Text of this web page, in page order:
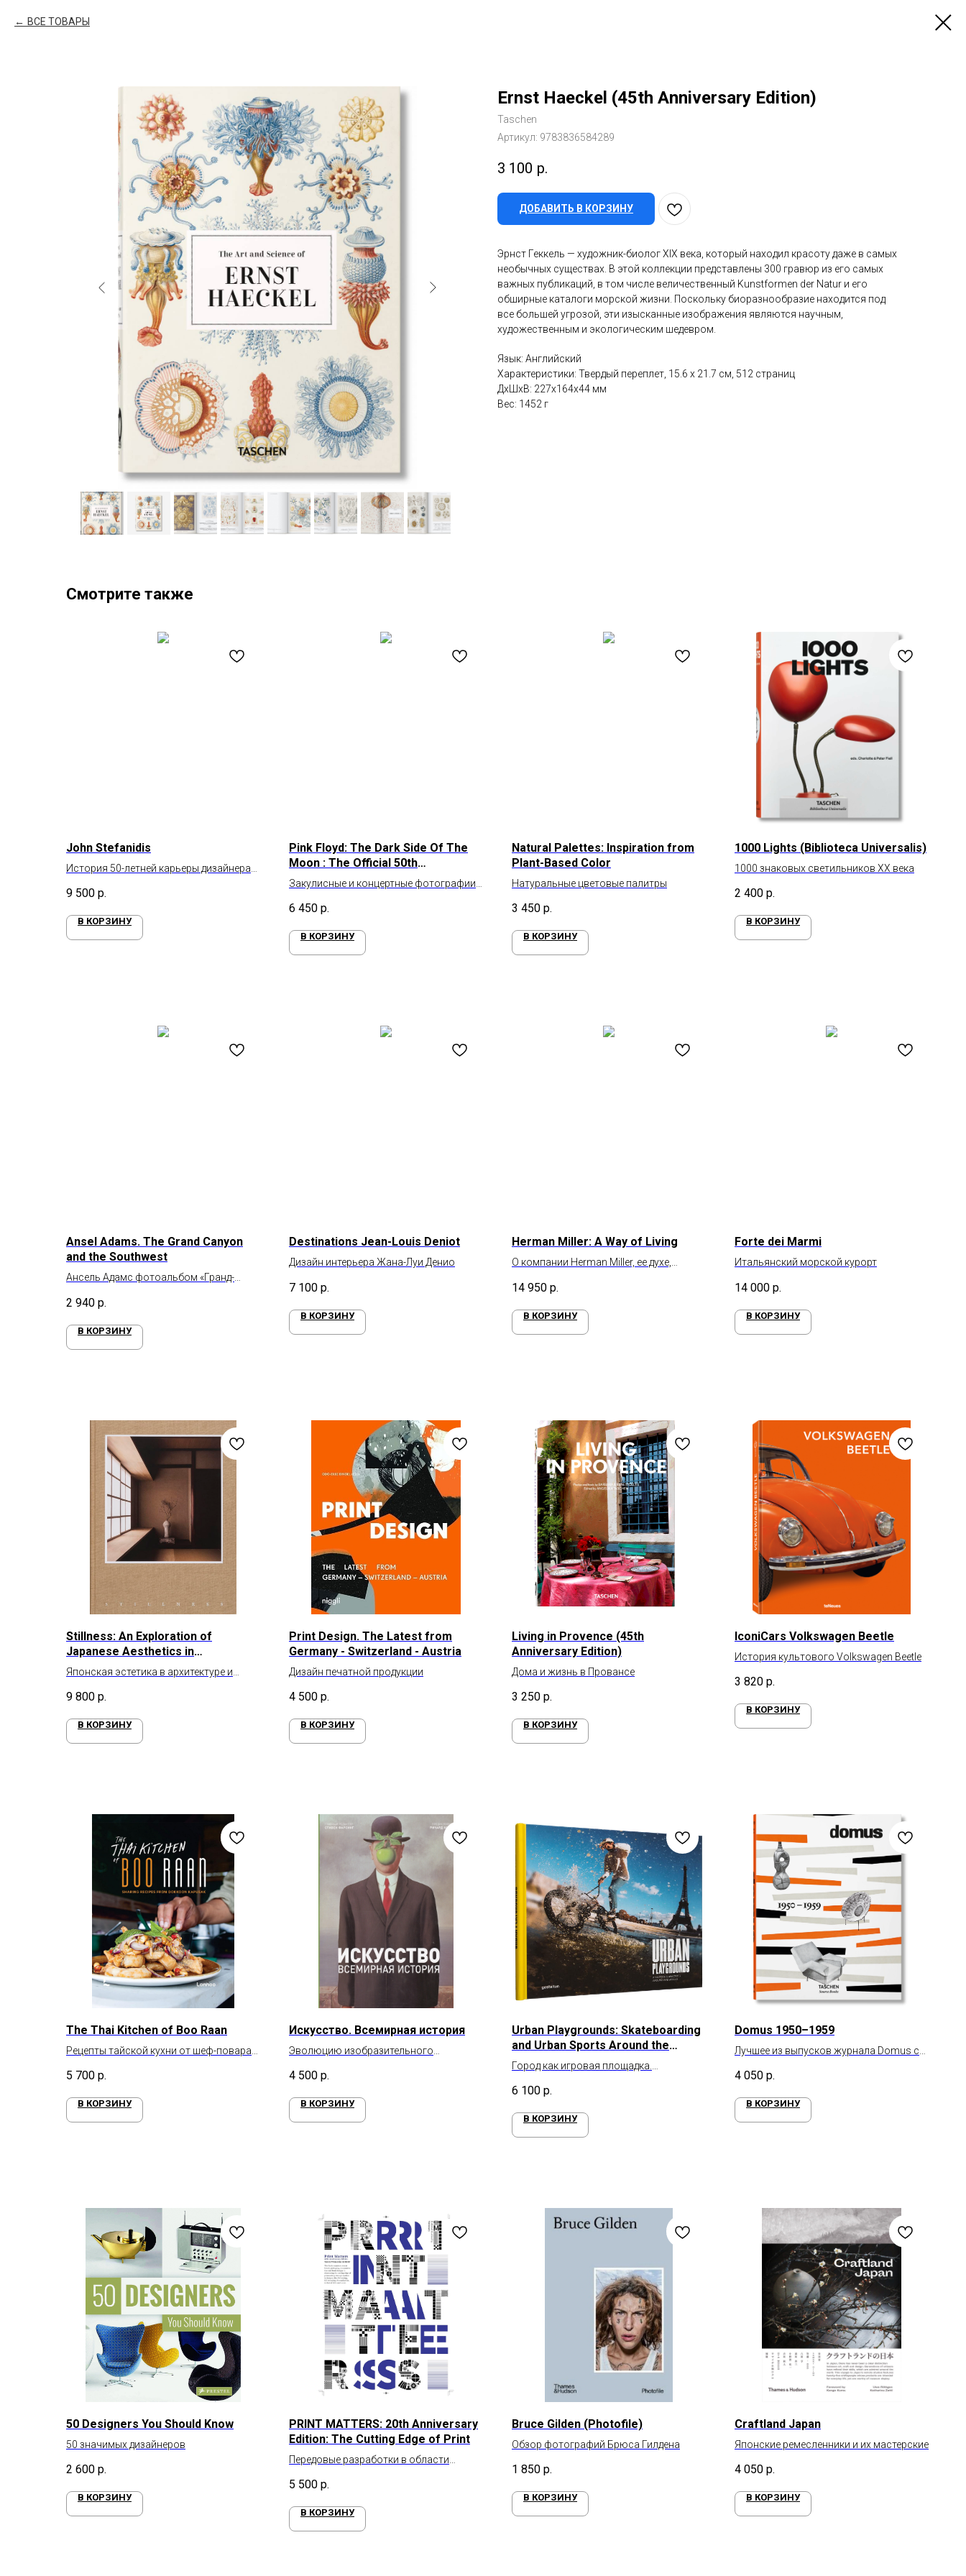
ВСЕ ТОВАРЫ
Ernst Haeckel (45th Anniversary Edition)
Taschen
Артикул: 9783836584289
3 100 р.
ДОБАВИТЬ В КОРЗИНУ
Эрнст Геккель — художник-биолог XIX века, который находил красоту даже в самых
необычных существах. В этой коллекции представлены 300 гравюр из его самых
важных публикаций, в том числе величественный Kunstformen der Natur и его
обширные каталоги морской жизни. Поскольку биоразнообразие находится под
все большей угрозой, эти изысканные изображения являются научным,
художественным и экологическим шедевром.
Язык: Английский
Характеристики: Твердый переплет, 15.6 х 21.7 см, 512 страниц
ДxШxВ: 227x164x44 мм
Вес: 1452 г
Смотрите также
John Stefanidis
История 50-летней карьеры дизайнера
9 500 р.
В КОРЗИНУ
Pink Floyd: The Dark Side Of The
Moon : The Official 50th
Anniversary Book
Закулисные и концертные фотографии
6 450 р.
В КОРЗИНУ
Natural Palettes: Inspiration from
Plant-Based Color
Натуральные цветовые палитры
3 450 р.
В КОРЗИНУ
1000 Lights (Biblioteca Universalis)
1000 знаковых светильников XX века
2 400 р.
В КОРЗИНУ
Ansel Adams. The Grand Canyon
and the Southwest
Ансель Адамс фотоальбом «Гранд-
2 940 р.
В КОРЗИНУ
Destinations Jean-Louis Deniot
Дизайн интерьера Жана-Луи Денио
7 100 р.
В КОРЗИНУ
Herman Miller: A Way of Living
О компании Herman Miller, ее духе,
14 950 р.
В КОРЗИНУ
Forte dei Marmi
Итальянский морской курорт
14 000 р.
В КОРЗИНУ
Stillness: An Exploration of
Japanese Aesthetics in
Architecture and Design
Японская эстетика в архитектуре и
9 800 р.
В КОРЗИНУ
Print Design. The Latest from
Germany - Switzerland - Austria
Дизайн печатной продукции
4 500 р.
В КОРЗИНУ
Living in Provence (45th
Anniversary Edition)
Дома и жизнь в Провансе
3 250 р.
В КОРЗИНУ
IconiCars Volkswagen Beetle
История культового Volkswagen Beetle
3 820 р.
В КОРЗИНУ
The Thai Kitchen of Boo Raan
Рецепты тайской кухни от шеф-повара
5 700 р.
В КОРЗИНУ
Искусство. Всемирная история
Эволюцию изобразительного
4 500 р.
В КОРЗИНУ
Urban Playgrounds: Skateboarding
and Urban Sports Around the
World: Athletes Claim Cities Around
the World
Город как игровая площадка.
по всему миру
6 100 р.
В КОРЗИНУ
Domus 1950–1959
Лучшее из выпусков журнала Domus с
4 050 р.
В КОРЗИНУ
50 Designers You Should Know
50 значимых дизайнеров
2 600 р.
В КОРЗИНУ
PRINT MATTERS: 20th Anniversary
Edition: The Cutting Edge of Print
Передовые разработки в области
5 500 р.
В КОРЗИНУ
Bruce Gilden (Photofile)
Обзор фотографий Брюса Гилдена
1 850 р.
В КОРЗИНУ
Craftland Japan
Японские ремесленники и их мастерские
4 050 р.
В КОРЗИНУ